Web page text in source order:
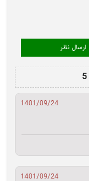
1401/09/24
1401/09/24